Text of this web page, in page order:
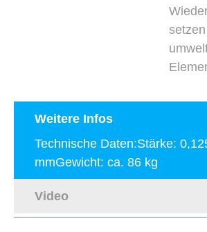
Weitere Infos
Technische Daten:Stärke:
mmGewicht: ca. 86 kg
Video